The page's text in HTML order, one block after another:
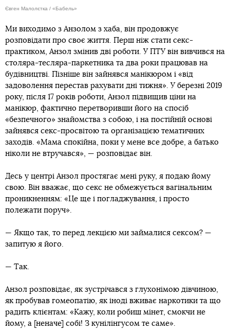
Євген Малолєтка / «Бабель»
Ми виходимо з Анзолом з хаба, він продовжує
розповідати про своє життя. Перш ніж стати секс-
практиком, Анзол змінив дві роботи. У ПТУ він вивчився на
столяра-тесляра-паркетника та два роки працював на
будівництві. Пізніше він зайнявся манікюром і «від
задоволення перестав рахувати дні тижня». У березні 2019
року, після 17 років роботи, Анзол підвищив ціни на
манікюр, фактично перетворивши його на спосіб
«безпечного» знайомства з собою, і на постійній основі
зайнявся секс-просвітою та організацією тематичних
заходів. «Мама спокійна, поки у мене все добре, а батько
ніколи не втручався», — розповідає він.
Десь у центрі Анзол простягає мені руку, я подаю йому
свою. Він вважає, що секс не обмежується вагінальним
проникненням: «Це ще і погладжування, і просто
полежати поруч».
— Якщо так, то перед лекцією ми займалися сексом? —
запитую я його.
— Так.
Анзол розповідає, як зустрічався з глухонімою дівчиною,
як пробував гомеопатію, як іноді вживає наркотики та що
радить клієнтам: «Кажу, коли робиш мінет, смокчи не
йому, а [неначе] собі! З кунілінгусом те саме».